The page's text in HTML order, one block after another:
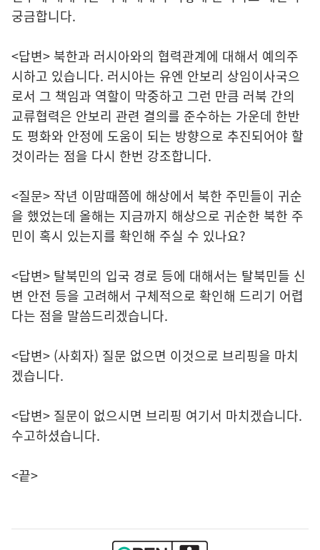
궁금합니다.
<답변> 북한과 러시아와의 협력관계에 대해서 예의주
시하고 있습니다. 러시아는 유엔 안보리 상임이사국으
로서 그 책임과 역할이 막중하고 그런 만큼 러북 간의
교류협력은 안보리 관련 결의를 준수하는 가운데 한반
도 평화와 안정에 도움이 되는 방향으로 추진되어야 할
것이라는 점을 다시 한번 강조합니다.
<질문> 작년 이맘때쯤에 해상에서 북한 주민들이 귀순
을 했었는데 올해는 지금까지 해상으로 귀순한 북한 주
민이 혹시 있는지를 확인해 주실 수 있나요?
<답변> 탈북민의 입국 경로 등에 대해서는 탈북민들 신
변 안전 등을 고려해서 구체적으로 확인해 드리기 어렵
다는 점을 말씀드리겠습니다.
<답변> (사회자) 질문 없으면 이것으로 브리핑을 마치
겠습니다.
<답변> 질문이 없으시면 브리핑 여기서 마치겠습니다.
수고하셨습니다.
<끝>